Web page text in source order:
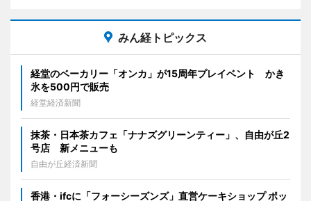
みん経トピックス
経堂のベーカリー「オンカ」が15周年プレイベント かき
氷を500円で販売
経堂経済新聞
抹茶・日本茶カフェ「ナナズグリーンティー」、自由が丘2
号店 新メニューも
自由が丘経済新聞
香港・ifcに「フォーシーズンズ」直営ケーキショップ ポッ